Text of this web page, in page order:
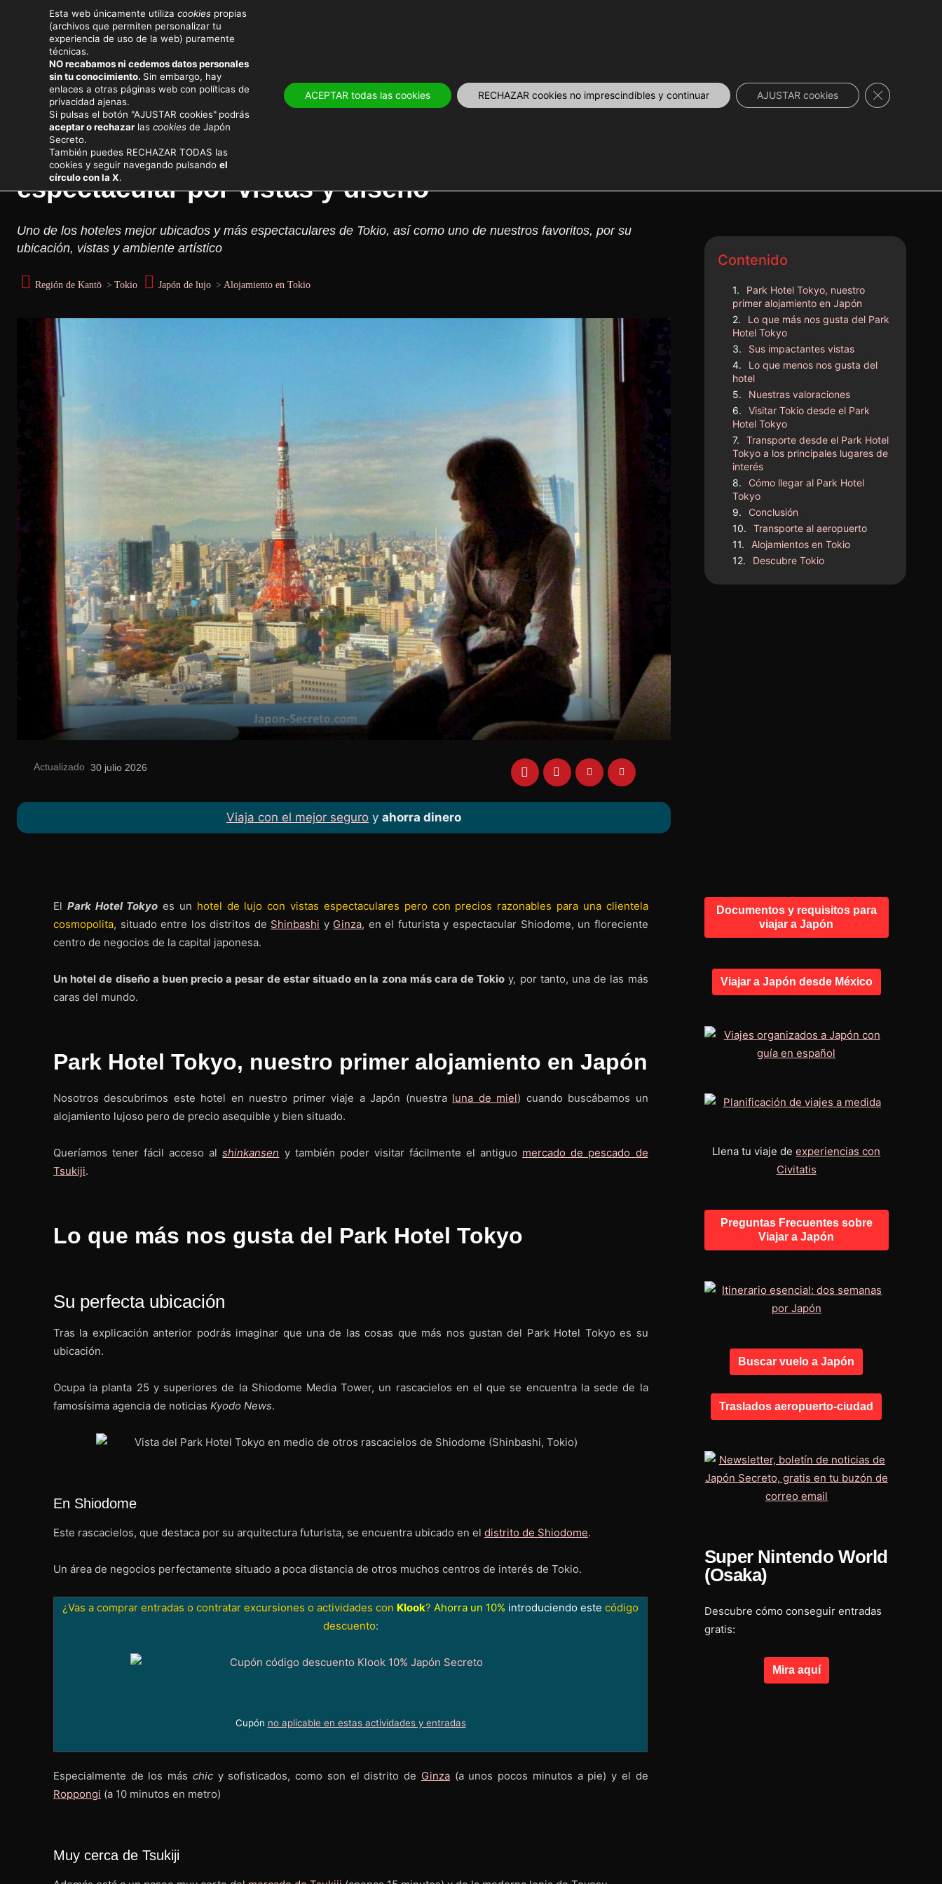
LUGARES
Viajar a Japón Destinos principales
Park Hotel Tokyo, opinión sobre un alojamiento
espectacular por vistas y diseño
Uno de los hoteles mejor ubicados y más espectaculares de Tokio, así como uno de nuestros favoritos, por su
ubicación, vistas y ambiente artístico
Región de Kantō > Tokio Japón de lujo > Alojamiento en Tokio
Actualizado 30 julio 2026
Viaja con el mejor seguro yahorra dinero
Contenido
Park Hotel Tokyo, nuestro
primer alojamiento en Japón
Lo que más nos gusta del Park
Hotel Tokyo
Sus impactantes vistas
Lo que menos nos gusta del
hotel
Nuestras valoraciones
Visitar Tokio desde el Park
Hotel Tokyo
Transporte desde el Park Hotel
Tokyo a los principales lugares de
interés
Cómo llegar al Park Hotel
Tokyo
Conclusión
Transporte al aeropuerto
Alojamientos en Tokio
Descubre Tokio
El Park Hotel Tokyo es un hotel de lujo con vistas espectaculares pero con precios razonables para una clientela
cosmopolita, situado entre los distritos de Shinbashi y Ginza, en el futurista y espectacular Shiodome, un floreciente
centro de negocios de la capital japonesa.
Un hotel de diseño a buen precio a pesar de estar situado en la zona más cara de Tokio y, por tanto, una de las más
caras del mundo.
Park Hotel Tokyo, nuestro primer alojamiento en Japón
Nosotros descubrimos este hotel en nuestro primer viaje a Japón (nuestra luna de miel) cuando buscábamos un
alojamiento lujoso pero de precio asequible y bien situado.
Queríamos tener fácil acceso alshinkansen y también poder visitar fácilmente el antiguo mercado de pescado de
Tsukiji.
Lo que más nos gusta del Park Hotel Tokyo
Su perfecta ubicación
Tras la explicación anterior podrás imaginar que una de las cosas que más nos gustan del Park Hotel Tokyo es su
ubicación.
Ocupa la planta 25 y superiores de la Shiodome Media Tower, un rascacielos en el que se encuentra la sede de la
famosísima agencia de noticias Kyodo News.
En Shiodome
Este rascacielos, que destaca por su arquitectura futurista, se encuentra ubicado en el distrito de Shiodome.
Un área de negocios perfectamente situado a poca distancia de otros muchos centros de interés de Tokio.
¿Vas a comprar entradas o contratar excursiones o actividades con Klook? Ahorra un 10% introduciendo este código
descuento:
Cupón no aplicable en estas actividades y entradas
Especialmente de los más chicy sofisticados, como son el distrito de Ginza(a unos pocos minutos a pie) y el de
Roppongi (a 10 minutos en metro)
Muy cerca de Tsukiji
Documentos y requisitos para
viajar a Japón
Viajar a Japón desde México
Llena tu viaje deexperiencias con
Civitatis
Preguntas Frecuentes sobre
Viajar a Japón
Buscar vuelo a Japón
Traslados aeropuerto-ciudad
Super Nintendo World
(Osaka)
Descubre cómo conseguir entradas
gratis:
Mira aquí
Esta web únicamente utiliza cookies propias
(archivos que permiten personalizar tu
experiencia de uso de la web) puramente
técnicas.
NO recabamos ni cedemos datos personales
sin tu conocimiento. Sin embargo, hay
enlaces a otras páginas web con políticas de
privacidad ajenas.
Si pulsas el botón "AJUSTAR cookies" podrás
aceptar o rechazarlas cookies de Japón
Secreto.
También puedes RECHAZAR TODAS las
cookies y seguir navegando pulsando el
círculo con la X.
ACEPTAR todas las cookies RECHAZAR cookies no imprescindibles y continuar AJUSTAR cookies Cerrar el